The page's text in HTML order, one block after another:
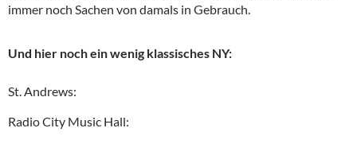
immer noch Sachen von damals in Gebrauch.
Und hier noch ein wenig klassisches NY:
St. Andrews:
Radio City Music Hall: